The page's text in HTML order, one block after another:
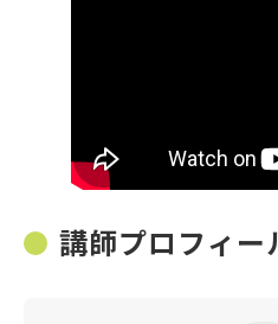
講師プロフィー